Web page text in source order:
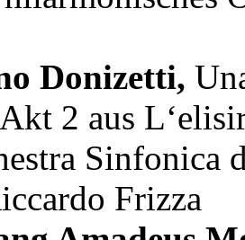
Donizetti,
2 aus
Sinfonica
Frizza